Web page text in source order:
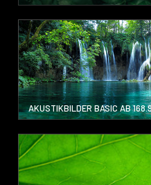
AKUSTIKBILDER BASIC AB